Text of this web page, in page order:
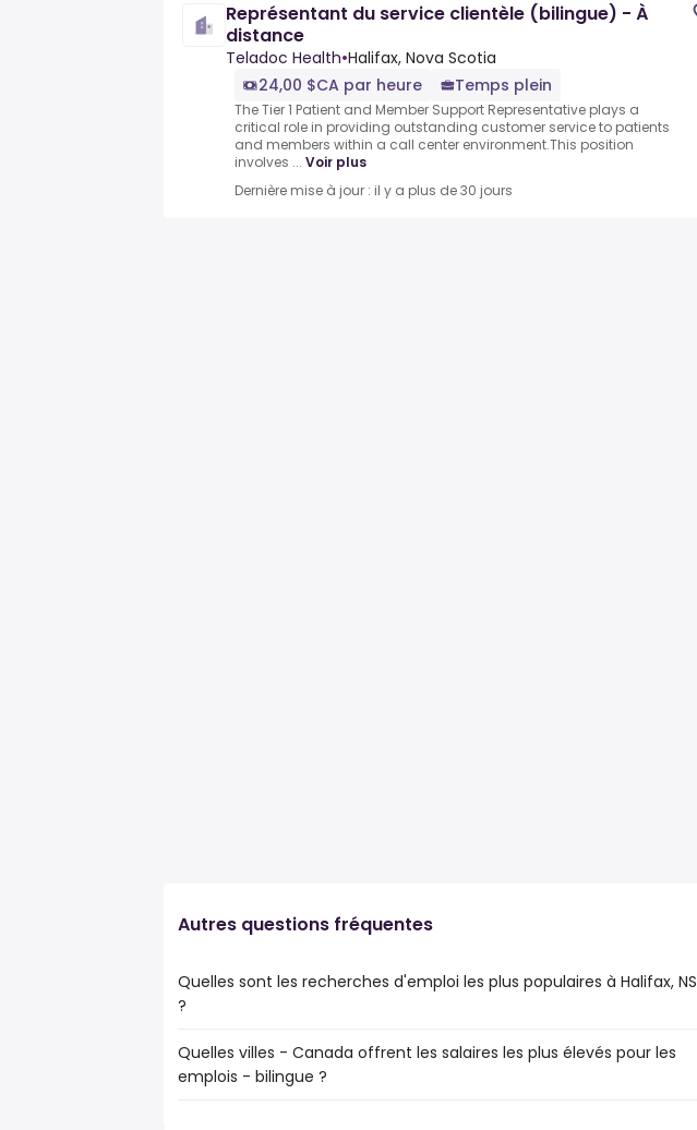
Représentant du service clientèle (bilingue) - À
distance
Teladoc Health•Halifax, Nova Scotia
24,00 $CA par heure
Temps plein
The Tier 1 Patient and Member Support Representative plays a
critical role in providing outstanding customer service to patients
and members within a call center environment.This position
involves ... Voir plus
Dernière mise à jour : il y a plus de 30 jours
Autres questions fréquentes
Quelles sont les recherches d'emploi les plus populaires à Halifax, NS
?
Les 10 recherches d'emploi les plus populaires à Halifax, NS sont :
job étudiant
Quelles villes - Canada offrent les salaires les plus élevés pour les
emplois - bilingue ?